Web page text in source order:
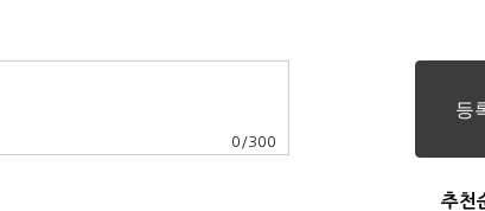
0 /300
추천